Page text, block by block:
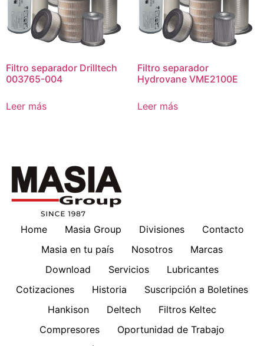
Filtro separador Drilltech
003765-004
Leer más
Filtro separador
Hydrovane VME2100E
Leer más
Home Masia Group Divisiones
Contacto
Masia en tu país
Nosotros
Marcas
Download
Servicios
Lubricantes
Cotizaciones
Historia
Suscripción a Boletines
Hankison
Deltech
Filtros Keltec
Compresores
Oportunidad de Trabajo